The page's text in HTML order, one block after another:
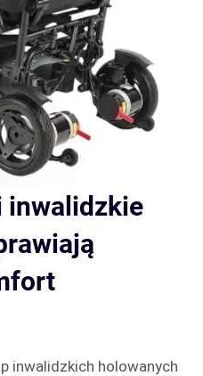
inwalidzkie
inwalidzkich holowanych